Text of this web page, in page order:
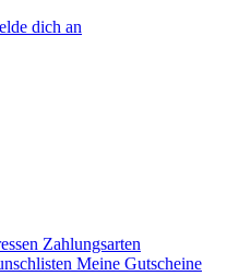
dich an
Zahlungsarten
Meine Gutscheine